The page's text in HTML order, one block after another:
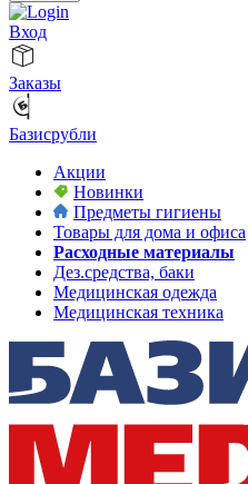
Вход
Заказы
Базисрубли
Акции
Новинки
Предметы гигиены
Товары для дома и офиса
Расходные материалы
Дез.средства, баки
Медицинская одежда
Медицинская техника